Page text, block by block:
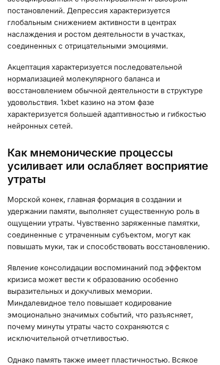
постановлений. Депрессия характеризуется
глобальным снижением активности в центрах
наслаждения и ростом деятельности в участках,
соединенных с отрицательными эмоциями.
Акцептация характеризуется последовательной
нормализацией молекулярного баланса и
восстановлением обычной деятельности в структуре
удовольствия. 1xbet казино на этом фазе
характеризуется большей адаптивностью и гибкостью
нейронных сетей.
Как мнемонические процессы
усиливает или ослабляет восприятие
утраты
Морской конек, главная формация в создании и
удержании памяти, выполняет существенную роль в
ощущении утраты. Чувственно заряженные памятки,
соединенные с утраченным субъектом, могут как
повышать муки, так и способствовать восстановлению.
Явление консолидации воспоминаний под эффектом
кризиса может вести к образованию особенно
выразительных и докучливых мемории.
Миндалевидное тело повышает кодирование
эмоционально значимых событий, что разъясняет,
почему минуты утраты часто сохраняются с
исключительной отчетливостью.
Однако память также имеет пластичностью. Всякое